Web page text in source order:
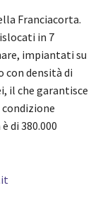
Franciacorta.
in 7
impiantati su
con densità di
il che garantisce
di 380.000